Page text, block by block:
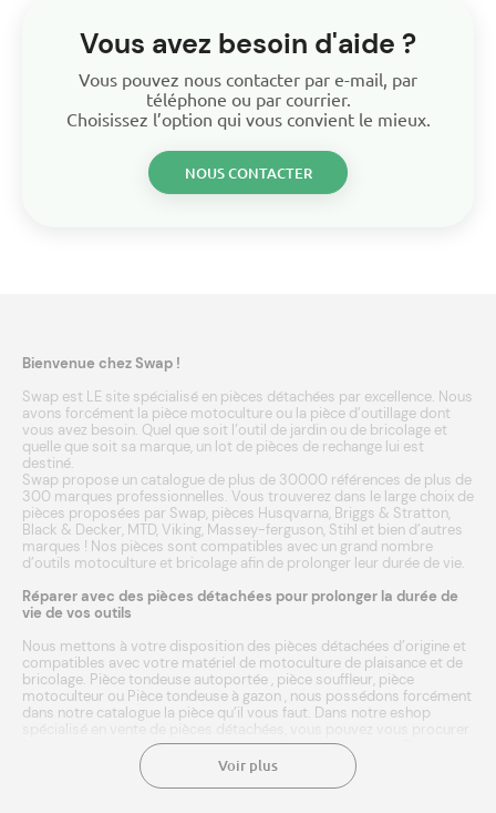
Vous avez besoin d'aide ?
Vous pouvez nous contacter par e-mail, par
téléphone ou par courrier.
Choisissez l’option qui vous convient le mieux.
NOUS CONTACTER
Bienvenue chez Swap !
Swap est LE site spécialisé en pièces détachées par excellence. Nous
avons forcément la pièce motoculture ou la pièce d’outillage dont
vous avez besoin. Quel que soit l’outil de jardin ou de bricolage et
quelle que soit sa marque, un lot de pièces de rechange lui est
destiné.
Swap propose un catalogue de plus de 30000 références de plus de
300 marques professionnelles. Vous trouverez dans le large choix de
pièces proposées par Swap, pièces Husqvarna, Briggs & Stratton,
Black & Decker, MTD,Viking, Massey-ferguson, Stihl et bien d’autres
marques ! Nos pièces sont compatibles avec un grand nombre
d’outils motoculture et bricolage afin de prolonger leur durée de vie.
Réparer avec des pièces détachées pour prolonger la durée de
vie de vos outils
Nous mettons à votre disposition des pièces détachées d’origine et
compatibles avec votre matériel de motoculture de plaisance et de
bricolage. Pièce tondeuse autoportée , pièce souffleur, pièce
motoculteur ou Pièce tondeuse à gazon , nous possédons forcément
dans notre catalogue la pièce qu’il vous faut. Dans notre eshop
spécialisé en vente de pièces détachées, vous pouvez vous procurer
les pièces neuves adéquates et compatibles à votre outil. Entrez
simplement la marque ou référence de votre matériel agricole, et
laissez notre moteur de recherche faire le reste ! Une fois
Voir plus